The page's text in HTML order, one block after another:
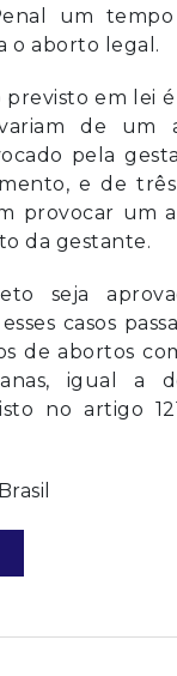
um
o aborto legal.
previsto em lei
de um
pela
e de
provocar um
da gestante.
seja
casos
de abortos
igual a
no artigo